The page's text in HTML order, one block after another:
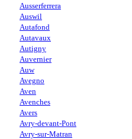
Ausserferrera
Auswil
Autafond
Autavaux
Autigny
Auvernier
Auw
Avegno
Aven
Avenches
Avers
Avry-devant-Pont
Avry-sur-Matran